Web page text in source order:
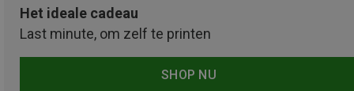
Het ideale cadeau
Last minute, om zelf te printen
SHOP NU